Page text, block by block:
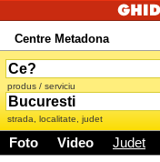
Centre Metadona
produs / serviciu
strada, localitate, judet
Foto Video Judet